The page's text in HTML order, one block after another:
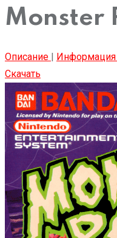
Monster
Описание | Информация
Скачать